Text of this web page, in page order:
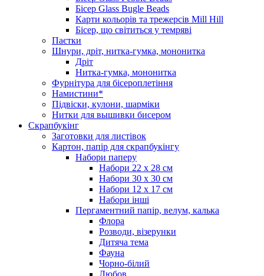
Бісер Glass Bugle Beads
Карти кольорів та трежерсів Mill Hill
Бісер, що світиться у темряві
Паєтки
Шнури, дріт, нитка-гумка, мононитка
Дріт
Нитка-гумка, мононитка
Фурнітура для бісероплетіння
Намистини*
Підвіски, кулони, шарміки
Нитки для вышивки бисером
Скрапбукінг
Заготовки для листівок
Картон, папір для скрапбукінгу
Набори паперу
Набори 22 х 28 см
Набори 30 х 30 см
Набори 12 х 17 см
Набори інші
Пергаментний папір, велум, калька
Флора
Розводи, візерунки
Дитяча тема
Фауна
Чорно-білий
Любов